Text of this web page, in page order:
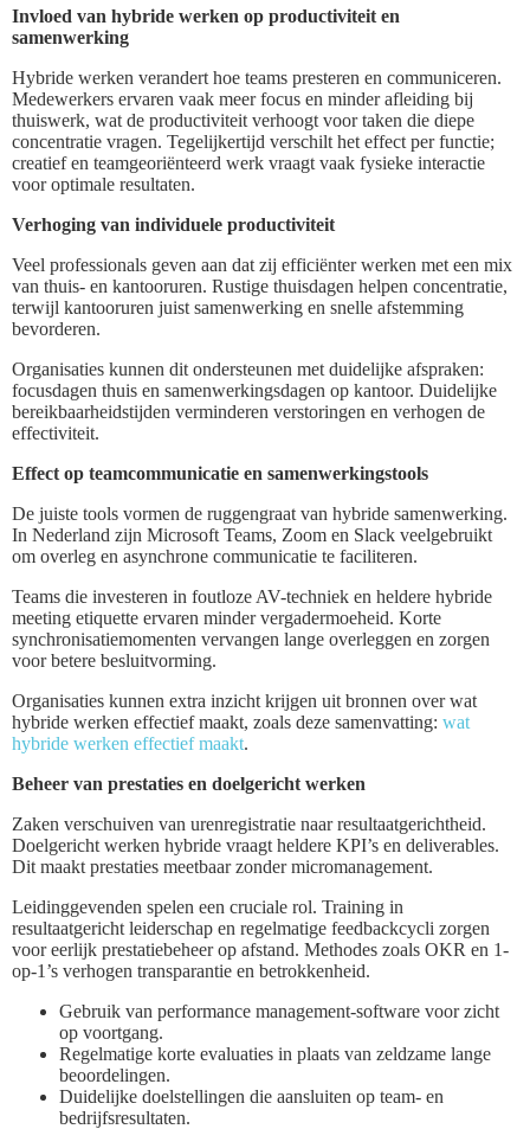
Invloed van hybride werken op productiviteit en
samenwerking
Hybride werken verandert hoe teams presteren en communiceren.
Medewerkers ervaren vaak meer focus en minder afleiding bij
thuiswerk, wat de productiviteit verhoogt voor taken die diepe
concentratie vragen. Tegelijkertijd verschilt het effect per functie;
creatief en teamgeoriënteerd werk vraagt vaak fysieke interactie
voor optimale resultaten.
Verhoging van individuele productiviteit
Veel professionals geven aan dat zij efficiënter werken met een mix
van thuis- en kantooruren. Rustige thuisdagen helpen concentratie,
terwijl kantooruren juist samenwerking en snelle afstemming
bevorderen.
Organisaties kunnen dit ondersteunen met duidelijke afspraken:
focusdagen thuis en samenwerkingsdagen op kantoor. Duidelijke
bereikbaarheidstijden verminderen verstoringen en verhogen de
effectiviteit.
Effect op teamcommunicatie en samenwerkingstools
De juiste tools vormen de ruggengraat van hybride samenwerking.
In Nederland zijn Microsoft Teams, Zoom en Slack veelgebruikt
om overleg en asynchrone communicatie te faciliteren.
Teams die investeren in foutloze AV-techniek en heldere hybride
meeting etiquette ervaren minder vergadermoeheid. Korte
synchronisatiemomenten vervangen lange overleggen en zorgen
voor betere besluitvorming.
Organisaties kunnen extra inzicht krijgen uit bronnen over wat
hybride werken effectief maakt, zoals deze samenvatting: wat
hybride werken effectief maakt.
Beheer van prestaties en doelgericht werken
Zaken verschuiven van urenregistratie naar resultaatgerichtheid.
Doelgericht werken hybride vraagt heldere KPI’s en deliverables.
Dit maakt prestaties meetbaar zonder micromanagement.
Leidinggevenden spelen een cruciale rol. Training in
resultaatgericht leiderschap en regelmatige feedbackcycli zorgen
voor eerlijk prestatiebeheer op afstand. Methodes zoals OKR en 1-
op-1’s verhogen transparantie en betrokkenheid.
Gebruik van performance management-software voor zicht
op voortgang.
Regelmatige korte evaluaties in plaats van zeldzame lange
beoordelingen.
Duidelijke doelstellingen die aansluiten op team- en
bedrijfsresultaten.